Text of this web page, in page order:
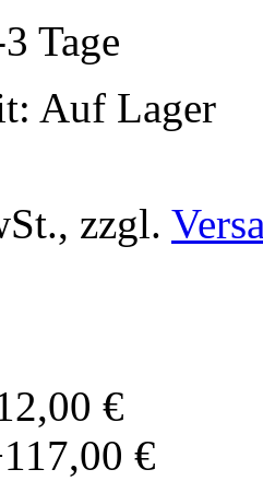
Tage
Auf Lager
, zzgl.
€
117,00 €